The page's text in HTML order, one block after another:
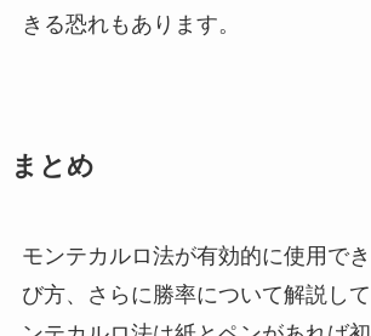
きる恐れもあります。
まとめ
モンテカルロ法が有効的に使用で
び方、さらに勝率について解説し